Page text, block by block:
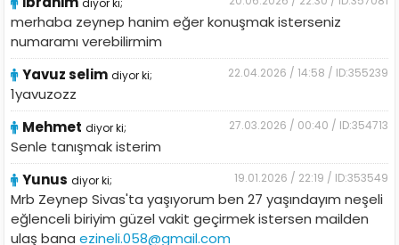
diyor ki;
merhaba zeynep hanim eğer konuşmak isterseniz
numaramı verebilirmim
Yavuz selim diyor ki; 22.04.2026 / 14:58 / ID:355239
1yavuzozz
Mehmet diyor ki; 27.03.2026 / 00:40 / ID:354713
Senle tanışmak isterim
Yunus diyor ki; 19.01.2026 / 22:19 / ID:353549
Mrb Zeynep Sivas'ta yaşıyorum ben 27 yaşındayım neşeli
eğlenceli biriyim güzel vakit geçirmek istersen mailden
ulaş banaezineli.058@gmail.com